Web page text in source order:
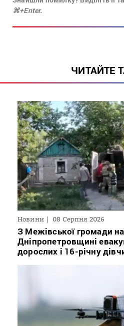
⌘+Enter.
ЧИТАЙТЕ
Новини 08 Серпня 2026
З Межівської громади на
Дніпропетровщині
дорослих і 16-річну